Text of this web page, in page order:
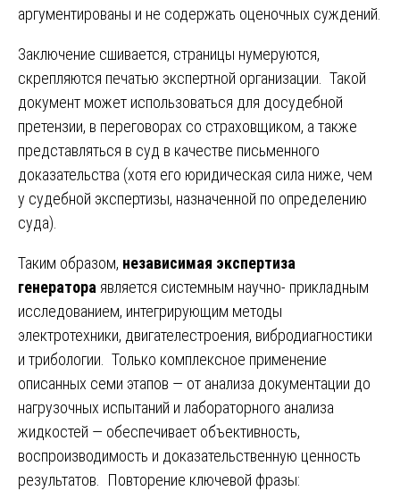
аргументированы и не содержать оценочных суждений.
Заключение сшивается, страницы нумеруются,
скрепляются печатью экспертной организации. Такой
документ может использоваться для досудебной
претензии, в переговорах со страховщиком, а также
представляться в суд в качестве письменного
доказательства (хотя его юридическая сила ниже, чем
у судебной экспертизы, назначенной по определению
суда).
Таким образом, независимая экспертиза
генератора является системным научно- прикладным
исследованием, интегрирующим методы
электротехники, двигателестроения, вибродиагностики
и трибологии. Только комплексное применение
описанных семи этапов — от анализа документации до
нагрузочных испытаний и лабораторного анализа
жидкостей — обеспечивает объективность,
воспроизводимость и доказательственную ценность
результатов. Повторение ключевой фразы: